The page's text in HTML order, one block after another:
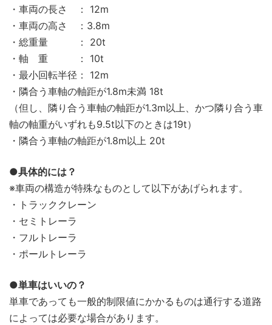
・車両の長さ ： 12m
・車両の高さ ：3.8m
・総重量 ： 20t
・軸 重 ： 10t
・最小回転半径： 12m
・隣合う車軸の軸距が1.8m未満 18t
（但し、隣り合う車軸の軸距が1.3m以上、かつ隣り合う車
軸の軸重がいずれも9.5t以下のときは19t）
・隣合う車軸の軸距が1.8m以上 20t
●具体的には？
※車両の構造が特殊なものとして以下があげられます。
・トラッククレーン
・セミトレーラ
・フルトレーラ
・ポールトレーラ
●単車はいいの？
単車であっても一般的制限値にかかるものは通行する道路
によっては必要な場合があります。